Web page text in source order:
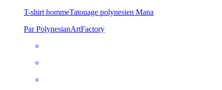
T-shirt hommeTatouage polynesien Mana
Par PolynesianArtFactory